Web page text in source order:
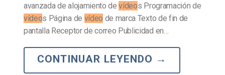
avanzada de alojamiento devídeos Programación de
vídeos Página de vídeo de marca Texto de fin de
pantalla Receptor de correo Publicidad en…
CONTINUAR LEYENDO →